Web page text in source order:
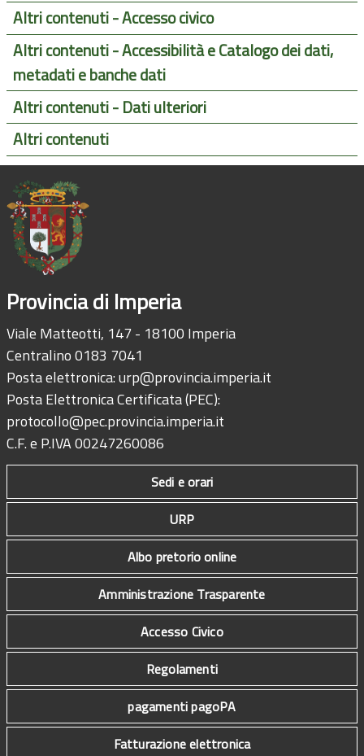
Altri contenuti - Accesso civico
Altri contenuti - Accessibilità e Catalogo dei dati,
metadati e banche dati
Altri contenuti - Dati ulteriori
Altri contenuti
Provincia di Imperia
Viale Matteotti, 147 - 18100 Imperia
Centralino 0183 7041
Posta elettronica:urp@provincia.imperia.it
Posta Elettronica Certificata (PEC):
protocollo@pec.provincia.imperia.it
C.F. e P.IVA 00247260086
Sedi e orari
URP
Albo pretorio online
Amministrazione Trasparente
Accesso Civico
Regolamenti
pagamenti pagoPA
Fatturazione elettronica